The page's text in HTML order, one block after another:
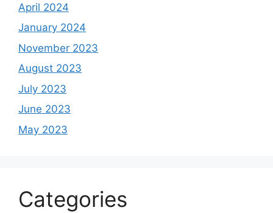
April 2024
January 2024
November 2023
August 2023
July 2023
June 2023
May 2023
Categories